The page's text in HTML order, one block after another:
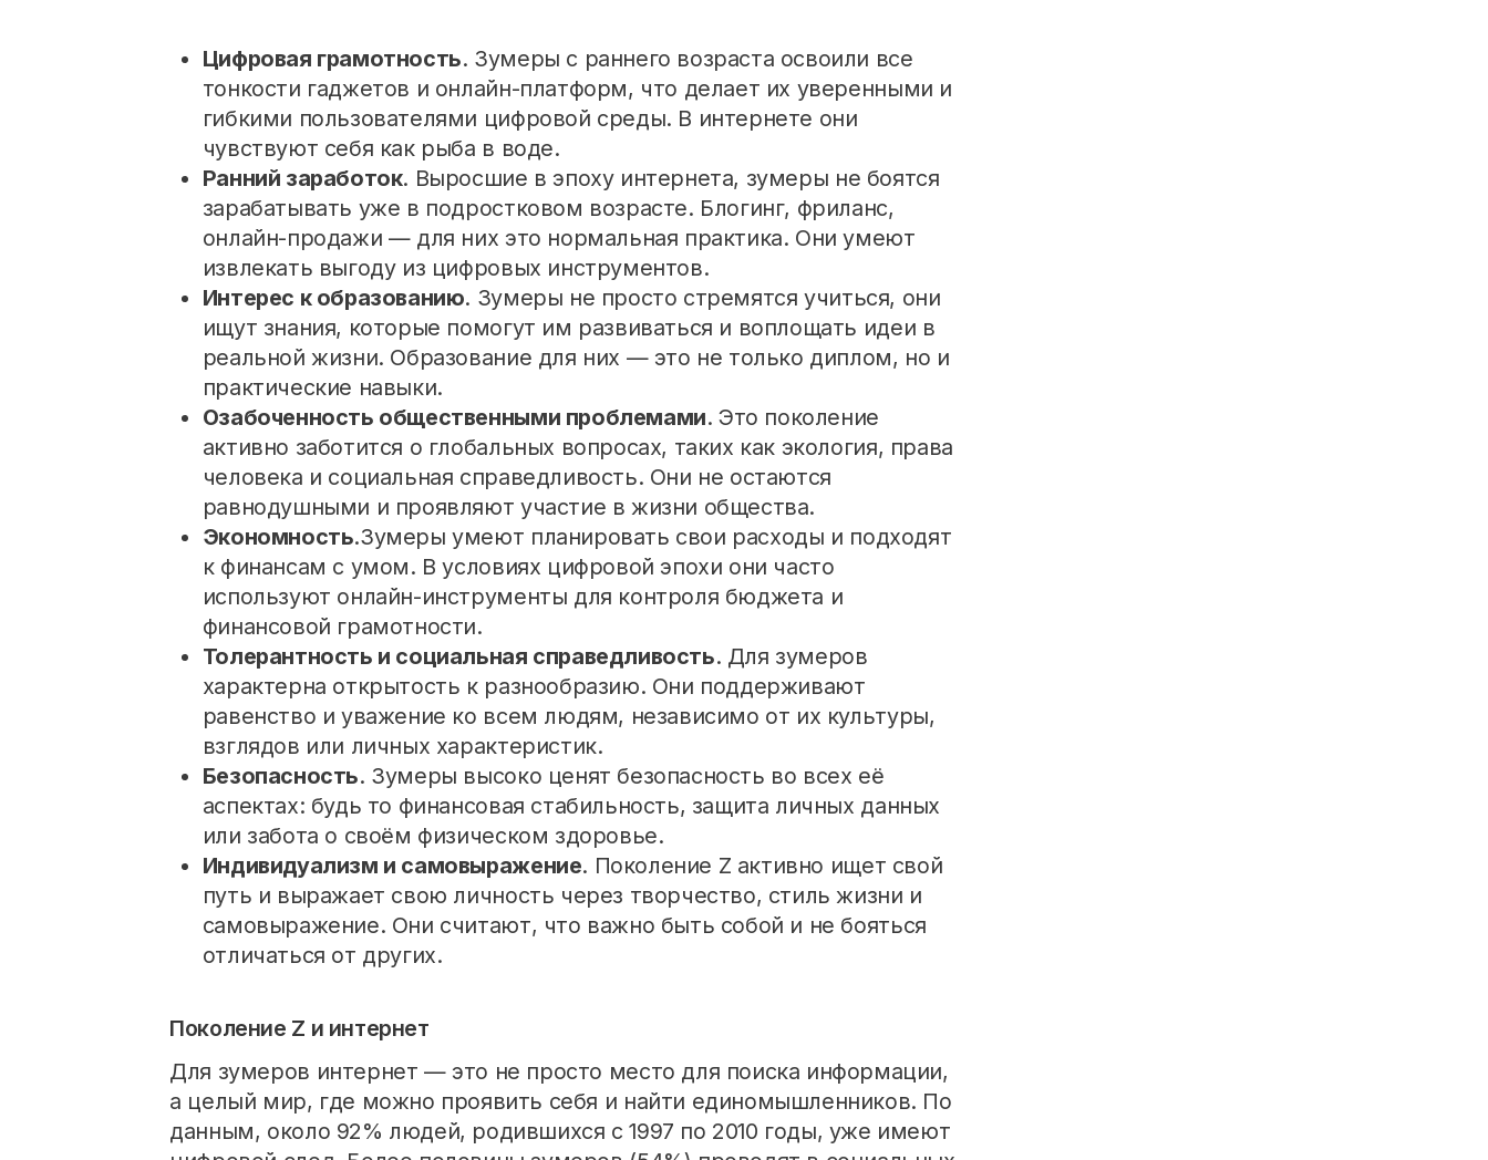
Цифровая грамотность. Зумеры с раннего возраста освоили все
тонкости гаджетов и онлайн-платформ, что делает их уверенными и
гибкими пользователями цифровой среды. В интернете они
чувствуют себя как рыба в воде.
Ранний заработок. Выросшие в эпоху интернета, зумеры не боятся
зарабатывать уже в подростковом возрасте. Блогинг, фриланс,
онлайн-продажи — для них это нормальная практика. Они умеют
извлекать выгоду из цифровых инструментов.
Интерес к образованию. Зумеры не просто стремятся учиться, они
ищут знания, которые помогут им развиваться и воплощать идеи в
реальной жизни. Образование для них — это не только диплом, но и
практические навыки.
Озабоченность общественными проблемами. Это поколение
активно заботится о глобальных вопросах, таких как экология, права
человека и социальная справедливость. Они не остаются
равнодушными и проявляют участие в жизни общества.
Экономность.Зумеры умеют планировать свои расходы и подходят
к финансам с умом. В условиях цифровой эпохи они часто
используют онлайн-инструменты для контроля бюджета и
финансовой грамотности.
Толерантность и социальная справедливость. Для зумеров
характерна открытость к разнообразию. Они поддерживают
равенство и уважение ко всем людям, независимо от их культуры,
взглядов или личных характеристик.
Безопасность. Зумеры высоко ценят безопасность во всех её
аспектах: будь то финансовая стабильность, защита личных данных
или забота о своём физическом здоровье.
Индивидуализм и самовыражение. Поколение Z активно ищет свой
путь и выражает свою личность через творчество, стиль жизни и
самовыражение. Они считают, что важно быть собой и не бояться
отличаться от других.
Поколение Z и интернет
Для зумеров интернет — это не просто место для поиска информации,
а целый мир, где можно проявить себя и найти единомышленников. По
данным, около 92% людей, родившихся с 1997 по 2010 годы, уже имеют